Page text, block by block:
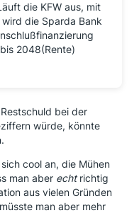
die KFW aus, mit
die Sparda Bank
2048(Rente)
bei der
würde, könnte
cool an, die Mühen
man aber echtrichtig
aus vielen Gründen
man aber mehr